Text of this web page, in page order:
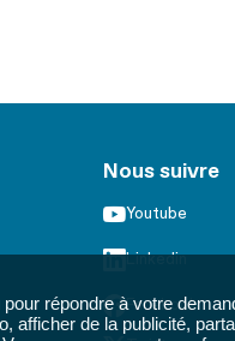
répondre à votre
de la publicité,
Nous suivre
Youtube
Linkedin
Facebook